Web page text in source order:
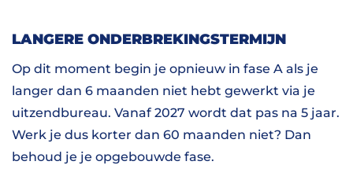
LANGERE ONDERBREKINGSTERMIJN
Op dit moment begin je opnieuw in fase A als je
langer dan 6 maanden niet hebt gewerkt via je
uitzendbureau. Vanaf 2027 wordt dat pas na 5 jaar.
Werk je dus korter dan 60 maanden niet? Dan
behoud je je opgebouwde fase.